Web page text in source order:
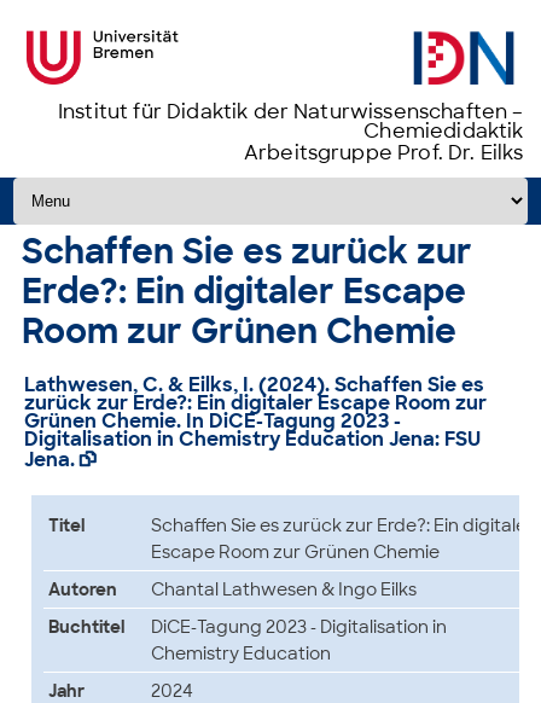
Institut für Didaktik der Naturwissenschaften –
Chemiedidaktik
Arbeitsgruppe Prof. Dr. Eilks
Zum Inhalt springen
Schaffen Sie es zurück zur
Erde?: Ein digitaler Escape
Room zur Grünen Chemie
Lathwesen, C. & Eilks, I. (2024).Schaffen Sie es
zurück zur Erde?: Ein digitaler Escape Room zur
Grünen Chemie. In DiCE-Tagung 2023 -
Digitalisation in Chemistry Education Jena: FSU
Jena. 
Titel
Schaffen Sie es zurück zur Erde?: Ein digitaler
Escape Room zur Grünen Chemie
Autoren
Chantal Lathwesen & Ingo Eilks
Buchtitel
DiCE-Tagung 2023 - Digitalisation in
Chemistry Education
Jahr
2024